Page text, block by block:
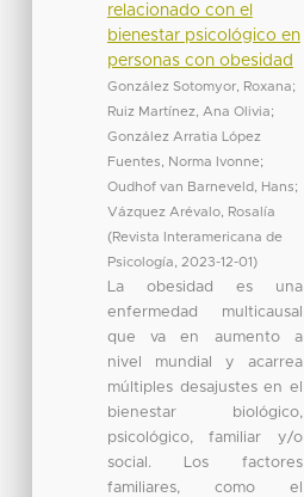
relacionado con el
bienestar psicológico en
personas con obesidad
González Sotomyor, Roxana;
Ruiz Martínez, Ana Olivia;
González Arratia López
Fuentes, Norma Ivonne;
Oudhof van Barneveld, Hans;
Vázquez Arévalo, Rosalía
(Revista Interamericana de
Psicología
2023-12-01)
La obesidad es una
enfermedad multicausal
que va en aumento a
nivel mundial y acarrea
múltiples desajustes en el
bienestar biológico,
psicológico, familiar y/o
social. Los factores
familiares, como el